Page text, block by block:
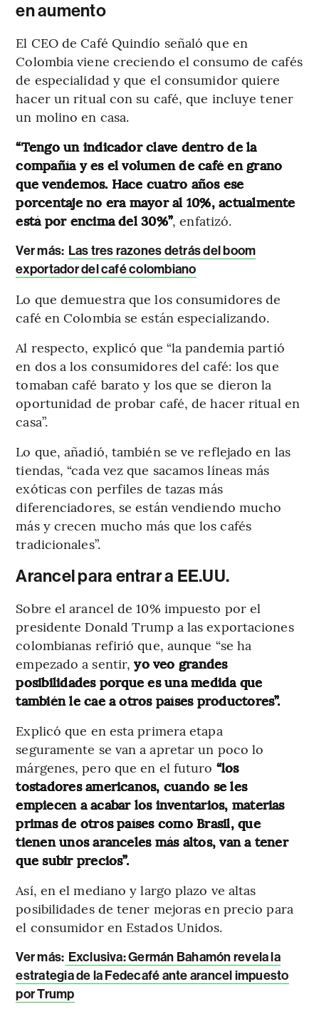
en aumento
El CEO de Café Quindío señaló que en
Colombia viene creciendo el consumo de cafés
de especialidad y que el consumidor quiere
hacer un ritual con su café, que incluye tener
un molino en casa.
“Tengo un indicador clave dentro de la
compañía y es el volumen de café en grano
que vendemos. Hace cuatro años ese
porcentaje no era mayor al 10%, actualmente
está por encima del 30%”, enfatizó.
Ver más: Las tres razones detrás del boom
exportador del café colombiano
Lo que demuestra que los consumidores de
café en Colombia se están especializando.
Al respecto, explicó que “la pandemia partió
en dos a los consumidores del café: los que
tomaban café barato y los que se dieron la
oportunidad de probar café, de hacer ritual en
casa”.
Lo que, añadió, también se ve reflejado en las
tiendas, “cada vez que sacamos líneas más
exóticas con perfiles de tazas más
diferenciadores, se están vendiendo mucho
más y crecen mucho más que los cafés
tradicionales”.
Arancel para entrar a EE.UU.
Sobre el arancel de 10% impuesto por el
presidente Donald Trump a las exportaciones
colombianas refirió que, aunque “se ha
empezado a sentir,yo veo grandes
posibilidades porque es una medida que
también le cae a otros países productores”.
Explicó que en esta primera etapa
seguramente se van a apretar un poco lo
márgenes, pero que en el futuro “los
tostadores americanos, cuando se les
empiecen a acabar los inventarios, materias
primas de otros países como Brasil, que
tienen unos aranceles más altos, van a tener
que subir precios”.
Así, en el mediano y largo plazo ve altas
posibilidades de tener mejoras en precio para
el consumidor en Estados Unidos.
Ver más: Exclusiva: Germán Bahamón revela la
estrategia de la Fedecafé ante arancel impuesto
por Trump